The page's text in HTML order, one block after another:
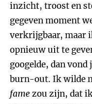
inzicht, troost en
gegeven moment
verkrijgbaar, maar
opnieuw uit te
googelde, dan
burn-out. Ik wilde
fame zou zijn, dat